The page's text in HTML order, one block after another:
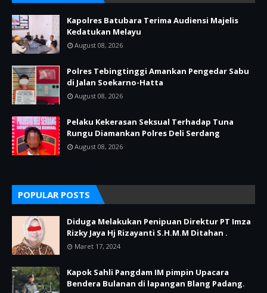
Kapolres Batubara Terima Audiensi Majelis
Kedatukan Melayu
August 08, 2026
Polres Tebingtinggi Amankan Pengedar Sabu
di Jalan Soekarno-Hatta
August 08, 2026
Pelaku Kekerasan Seksual Terhadap Tuna
Rungu Diamankan Polres Deli Serdang
August 08, 2026
POPULAR POSTS
Diduga Melakukan Penipuan Direktur PT Imza
Rizky Jaya Hj Rizayanti S.H.M.M Ditahan .
Maret 17, 2024
Kapok Sahli Pangdam IM pimpin Upacara
Bendera Bulanan di lapangan Blang Padang.